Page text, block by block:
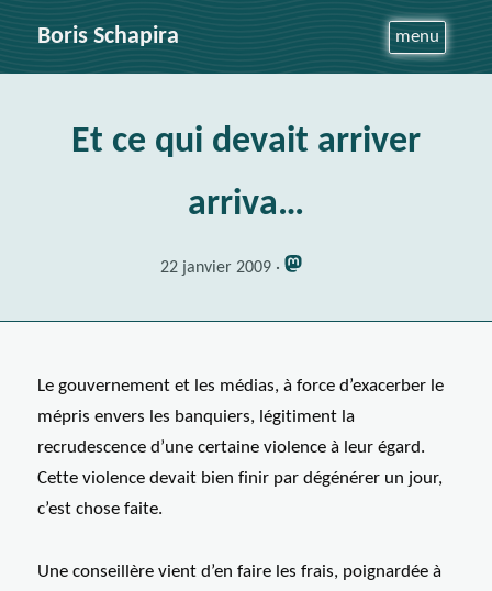
Boris Schapira menu
Et ce qui devait arriver
arriva…
22 janvier 2009
Le gouvernement et les médias, à force d’exacerber le
mépris envers les banquiers, légitiment la
recrudescence d’une certaine violence à leur égard.
Cette violence devait bien finir par dégénérer un jour,
c’est chose faite.
Une conseillère vient d’en faire les frais, poignardée à